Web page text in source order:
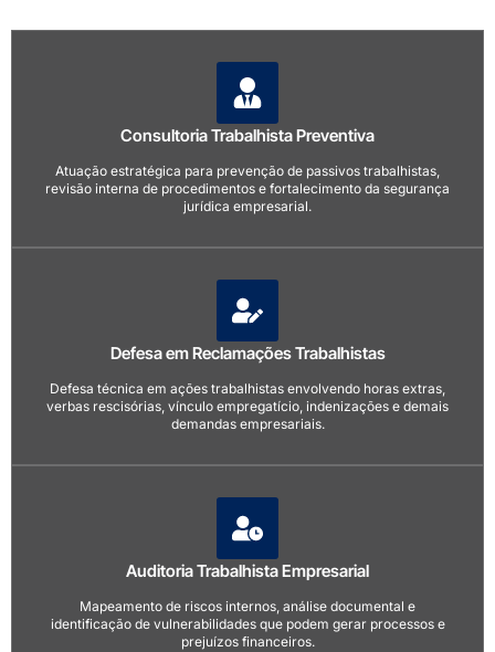
Consultoria Trabalhista Preventiva
Atuação estratégica para prevenção de passivos trabalhistas,
revisão interna de procedimentos e fortalecimento da segurança
jurídica empresarial.
Defesa em Reclamações Trabalhistas
Defesa técnica em ações trabalhistas envolvendo horas extras,
verbas rescisórias, vínculo empregatício, indenizações e demais
demandas empresariais.
Auditoria Trabalhista Empresarial
Mapeamento de riscos internos, análise documental e
identificação de vulnerabilidades que podem gerar processos e
prejuízos financeiros.